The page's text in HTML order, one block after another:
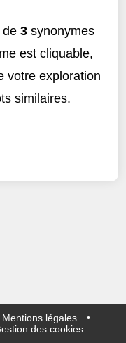
de3 synonymes
est cliquable,
votre exploration
similaires.
Mentions légales
•
des cookies